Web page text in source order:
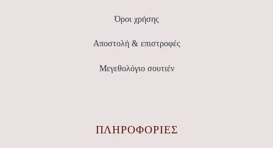
Όροι χρήσης
Αποστολή & επιστροφές
Μεγεθολόγιο σουτιέν
ΠΛΗΡΟΦΟΡΙΕΣ